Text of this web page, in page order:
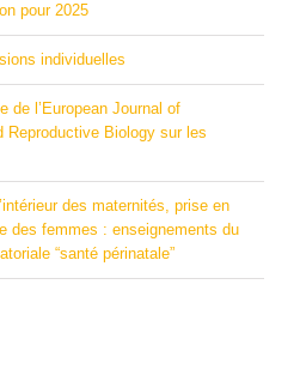
pour 2025
individuelles
de l’European Journal of
Biology sur les
des maternités, prise en
des femmes : enseignements du
“santé périnatale”